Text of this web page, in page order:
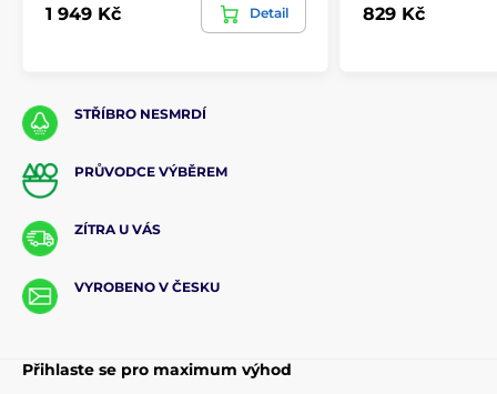
1 949 Kč Detail 829 Kč
STŘÍBRO NESMRDÍ
PRŮVODCE VÝBĚREM
ZÍTRA U VÁS
VYROBENO V ČESKU
Přihlaste se pro maximum výhod